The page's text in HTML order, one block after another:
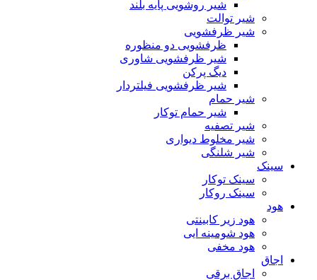
شیر روشویی پایه بلند
شیر توالت
شیر ظرفشویی
ظرفشویی دو منظوره
شیر ظرفشویی شاوری
دیگ پرکن
شیر ظرفشویی فیلتردار
شیر حمام
شیر حمام توکار
شیر تصفیه
شیر مخلوط دیواری
شیر شلنگی
سینک
سینک توکار
سینک روکار
هود
هود زیر كابینتی
هود شومینه ایی
هود مخفى
اجاق
اجاق برقى